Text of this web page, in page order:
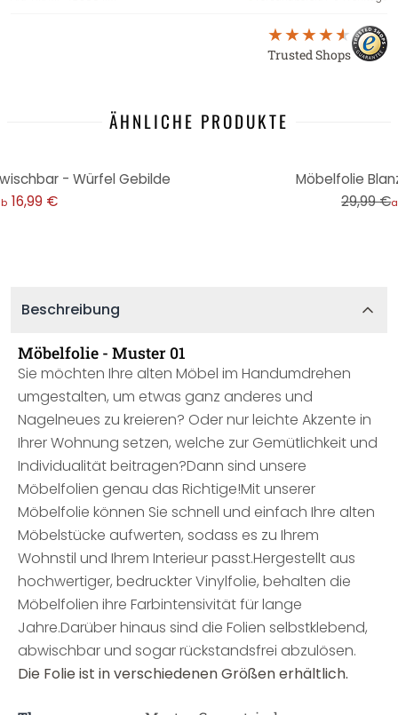
Trusted Shops
ÄHNLICHE PRODUKTE
- Würfel Gebilde
16,99 €
Möbelfolie
29,99 €
Beschreibung
Möbelfolie - Muster 01
Sie möchten Ihre alten Möbel im Handumdrehen
umgestalten, um etwas ganz anderes und
Nagelneues zu kreieren? Oder nur leichte Akzente in
Ihrer Wohnung setzen, welche zur Gemütlichkeit und
Individualität beitragen?Dann sind unsere
Möbelfolien genau das Richtige!Mit unserer
Möbelfolie können Sie schnell und einfach Ihre alten
Möbelstücke aufwerten, sodass es zu Ihrem
Wohnstil und Ihrem Interieur passt.Hergestellt aus
hochwertiger, bedruckter Vinylfolie, behalten die
Möbelfolien ihre Farbintensivität für lange
Jahre.Darüber hinaus sind die Folien selbstklebend,
abwischbar und sogar rückstandsfrei abzulösen.
Die Folie ist in verschiedenen Größen erhältlich.